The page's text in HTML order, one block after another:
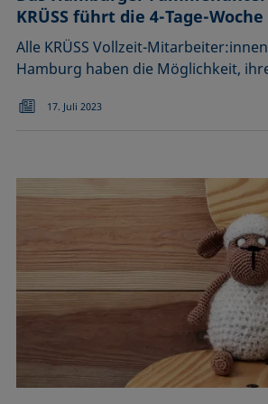
KRÜSS führt die 4-Tage-
Alle KRÜSS Vollzeit-
Hamburg haben die Möglichkeit,
17. Juli 2023